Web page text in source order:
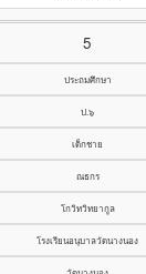
5
ประถมศึกษา
ป.๖
เด็กชาย
ณธกร
โกวิทวิทยากูล
โรงเรียนอนุบาลวัดนางนอง